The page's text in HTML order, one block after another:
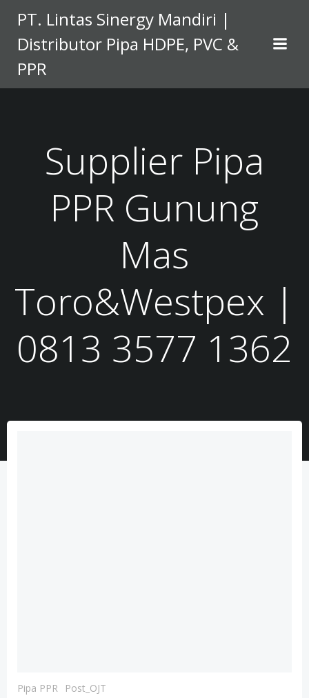
to
content
PT. Lintas Sinergy Mandiri |
Distributor Pipa HDPE, PVC &
PPR
Supplier Pipa
PPR Gunung
Mas
Toro&Westpex |
0813 3577 1362
Pipa PPR
Post_OJT